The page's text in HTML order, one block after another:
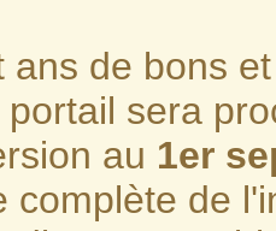
ans de bons
sera
au 1er
complète de